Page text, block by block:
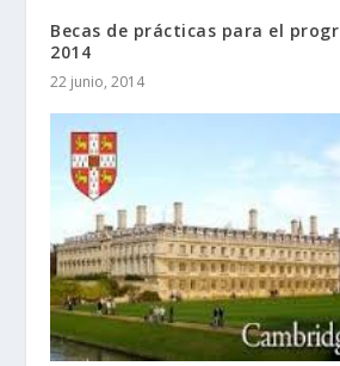
Becas de prácticas para el
2014
22 junio, 2014